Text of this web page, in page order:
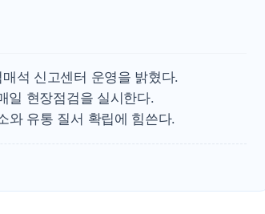
日, 4~6월 105조
오렌지플래닛 창업
경찰, '300억대 사
석 신고센터 운영을 밝혔다.
일 현장점검을 실시한다.
와 유통 질서 확립에 힘쓴다.